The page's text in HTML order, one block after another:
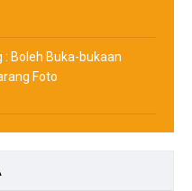
Boleh Buka-bukaan
Foto